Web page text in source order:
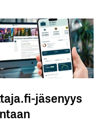
jäsenyys